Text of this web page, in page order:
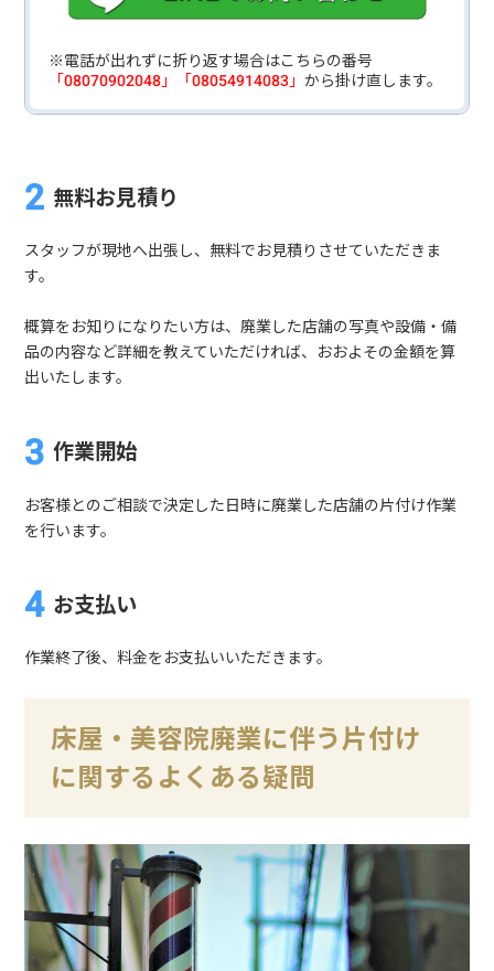
※電話が出れずに折り返す場合はこちらの番号
「08070902048」「08054914083」から掛け直します。
無料お見積り
スタッフが現地へ出張し、無料でお見積りさせていただきま
す。
概算をお知りになりたい方は、廃業した店舗の写真や設備・備
品の内容など詳細を教えていただければ、おおよその金額を算
出いたします。
作業開始
お客様とのご相談で決定した日時に廃業した店舗の片付け作業
を行います。
お支払い
作業終了後、料金をお支払いいただきます。
床屋・美容院廃業に伴う片付け
に関するよくある疑問